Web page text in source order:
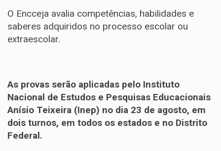
O Encceja avalia competências, habilidades e
saberes adquiridos no processo escolar ou
extraescolar.
As provas serão aplicadas pelo Instituto
Nacional de Estudos e Pesquisas Educacionais
Anísio Teixeira (Inep) no dia 23 de agosto, em
dois turnos, em todos os estados e no Distrito
Federal.